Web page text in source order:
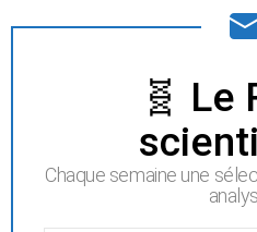
NEWSLETTER🧬 Le
Chaque semaine une